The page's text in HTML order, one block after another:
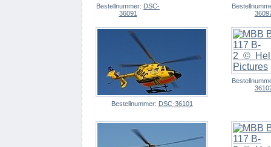
Bestellnummer: DSC-
36091
Bestellnummer: DSC-36101